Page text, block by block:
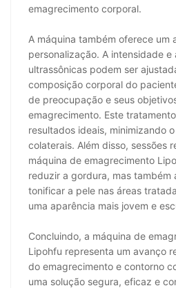
emagrecimento corporal.
A máquina também oferece um
personalização. A intensidade
ultrassônicas podem ser
composição corporal do
de preocupação e seus
emagrecimento. Este
resultados ideais, minimizando
colaterais. Além disso, sessões
máquina de emagrecimento
reduzir a gordura, mas também
tonificar a pele nas áreas
uma aparência mais jovem e
Concluindo, a máquina de
Lipohfu representa um avanço
do emagrecimento e contorno
uma solução segura, eficaz e